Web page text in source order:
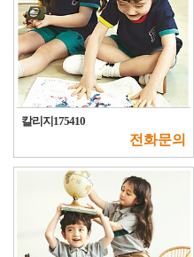
칼리지175410
전화문의